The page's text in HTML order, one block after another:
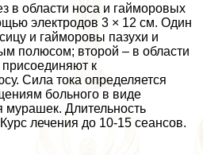
в области носа и гайморовых
электродов 3 × 12 см. Один
и гайморовы пазухи и
полюсом; второй – в области
к
Сила тока определяется
больного в виде
мурашек. Длительность
лечения до 10-15 сеансов.